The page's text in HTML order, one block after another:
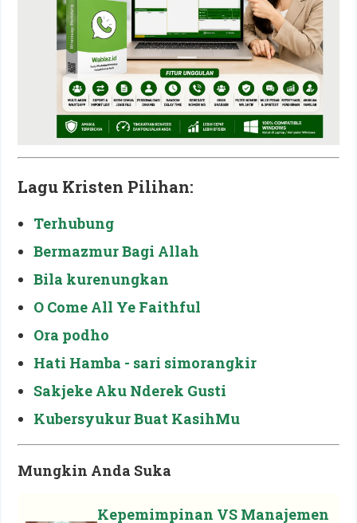
Lagu Kristen Pilihan:
Terhubung
Bermazmur Bagi Allah
Bila kurenungkan
O Come All Ye Faithful
Ora podho
Hati Hamba - sari simorangkir
Sakjeke Aku Nderek Gusti
Kubersyukur Buat KasihMu
Mungkin Anda Suka
Kepemimpinan VS Manajemen